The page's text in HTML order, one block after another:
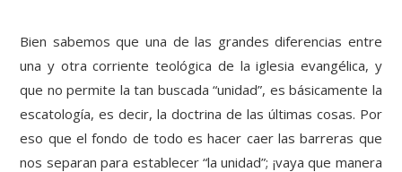
Bien sabemos que una de las grandes diferencias entre
una y otra corriente teológica de la iglesia evangélica, y
que no permite la tan buscada “unidad”, es básicamente la
escatología, es decir, la doctrina de las últimas cosas. Por
eso que el fondo de todo es hacer caer las barreras que
nos separan para establecer “la unidad”; ¡vaya que manera